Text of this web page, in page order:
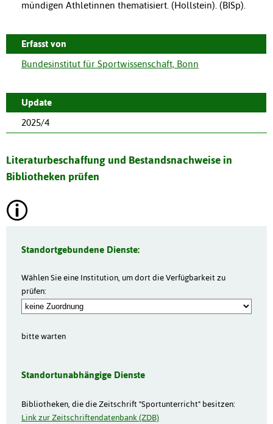
mündigen Athletinnen thematisiert. (Hollstein). (BISp).
Erfasst von
Bundesinstitut für Sportwissenschaft, Bonn
Update
2025/4
Literaturbeschaffung und Bestandsnachweise in
Bibliotheken prüfen
Standortgebundene Dienste:
Wählen Sie eine Institution, um dort die Verfügbarkeit zu
prüfen:
bitte warten
Standortunabhängige Dienste
Bibliotheken, die die Zeitschrift "Sportunterricht" besitzen:
Link zur Zeitschriftendatenbank (ZDB)